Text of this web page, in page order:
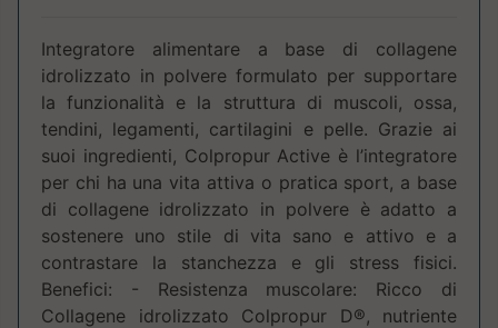
Integratore alimentare a base di collagene
idrolizzato in polvere formulato per supportare
la funzionalità e la struttura di muscoli, ossa,
tendini, legamenti, cartilagini e pelle. Grazie ai
suoi ingredienti, Colpropur Active è l’integratore
per chi ha una vita attiva o pratica sport, a base
di collagene idrolizzato in polvere è adatto a
sostenere uno stile di vita sano e attivo e a
contrastare la stanchezza e gli stress fisici.
Benefici: - Resistenza muscolare: Ricco di
Collagene idrolizzato Colpropur D®, nutriente